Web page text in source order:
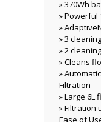
» 370Wh
» Powerful
»
» 3
» 2
» Cleans
»
Filtration
» Large 6L
» Filtration
Ease of